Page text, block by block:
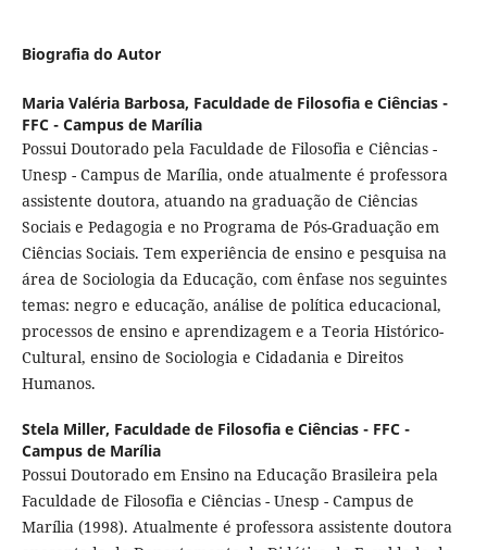
Biografia do Autor
Maria Valéria Barbosa, Faculdade de Filosofia e Ciências -
FFC - Campus de Marília
Possui Doutorado pela Faculdade de Filosofia e Ciências -
Unesp - Campus de Marília, onde atualmente é professora
assistente doutora, atuando na graduação de Ciências
Sociais e Pedagogia e no Programa de Pós-Graduação em
Ciências Sociais. Tem experiência de ensino e pesquisa na
área de Sociologia da Educação, com ênfase nos seguintes
temas: negro e educação, análise de política educacional,
processos de ensino e aprendizagem e a Teoria Histórico-
Cultural, ensino de Sociologia e Cidadania e Direitos
Humanos.
Stela Miller, Faculdade de Filosofia e Ciências - FFC -
Campus de Marília
Possui Doutorado em Ensino na Educação Brasileira pela
Faculdade de Filosofia e Ciências - Unesp - Campus de
Marília (1998). Atualmente é professora assistente doutora